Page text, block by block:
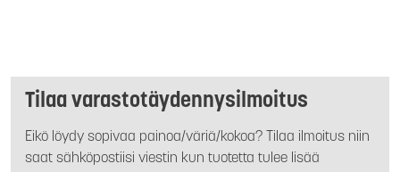
Tilaa varastotäydennysilmoitus
Eikö löydy sopivaa painoa/väriä/kokoa? Tilaa ilmoitus niin
saat sähköpostiisi viestin kun tuotetta tulee lisää